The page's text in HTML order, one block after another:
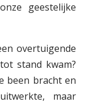
geestelijke
overtuigende
stand kwam?
been bracht en
maar